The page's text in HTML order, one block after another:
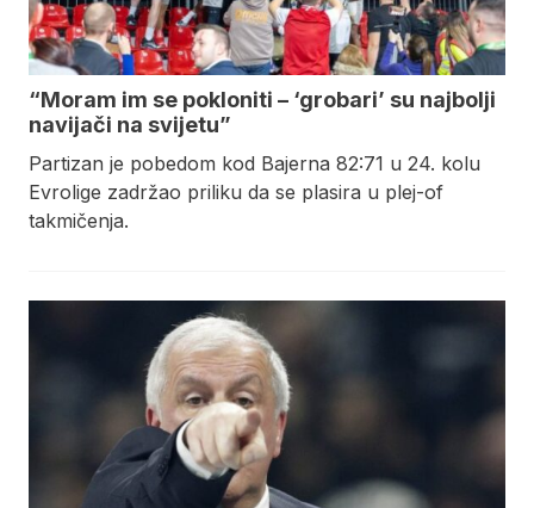
“Moram im se pokloniti – ‘grobari’ su najbolji
navijači na svijetu”
Partizan je pobedom kod Bajerna 82:71 u 24. kolu
Evrolige zadržao priliku da se plasira u plej-of
takmičenja.